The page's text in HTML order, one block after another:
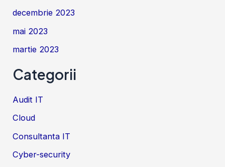
decembrie 2023
mai 2023
martie 2023
Categorii
Audit IT
Cloud
Consultanta IT
Cyber-security